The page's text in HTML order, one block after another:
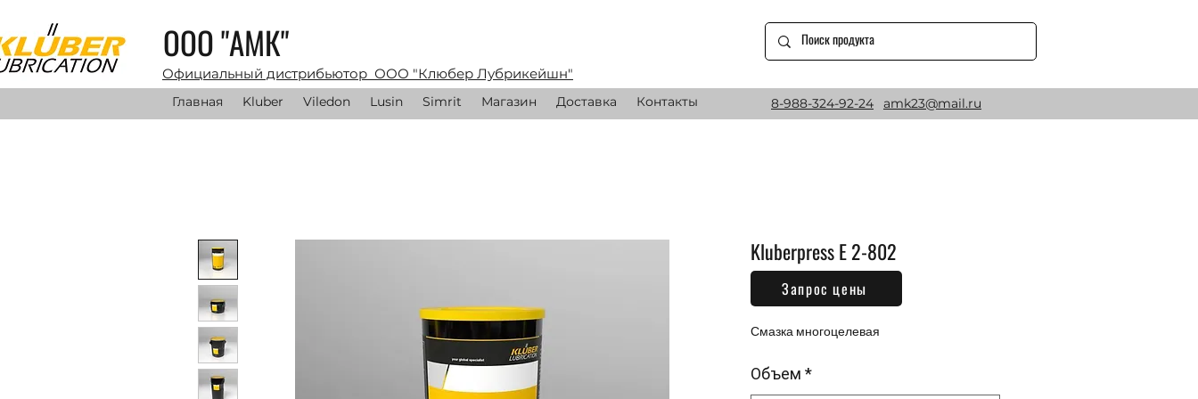
ООО "АМК"
Главная Kluber Viledon Lusin Simrit Магазин Доставка Контакты 8-988-324-92-24 amk23@mail.ru
Официальный дистрибьютор ООО "Клюбер Лубрикейшн"
Kluberpress E 2-802
0,00 ₽Цена
Смазка многоцелевая
Объем *
Запрос цены